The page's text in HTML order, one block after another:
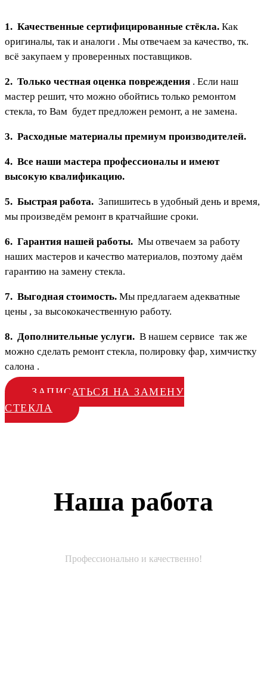
1. Качественные сертифицированные стёкла. Как
оригиналы, так и аналоги . Мы отвечаем за качество, тк.
всё закупаем у проверенных поставщиков.
2. Только честная оценка повреждения . Если наш
мастер решит, что можно обойтись только ремонтом
стекла, то Вам будет предложен ремонт, а не замена.
3. Расходные материалы премиум производителей.
4. Все наши мастера профессионалы и имеют
высокую квалификацию.
5. Быстрая работа. Запишитесь в удобный день и время,
мы произведём ремонт в кратчайшие сроки.
6. Гарантия нашей работы. Мы отвечаем за работу
наших мастеров и качество материалов, поэтому даём
гарантию на замену стекла.
7. Выгодная стоимость. Мы предлагаем адекватные
цены , за высококачественную работу.
8. Дополнительные услуги. В нашем сервисе так же
можно сделать ремонт стекла, полировку фар, химчистку
салона .
ЗАПИСАТЬСЯ НА ЗАМЕНУ
СТЕКЛА
Наша работа
Профессионально и качественно!